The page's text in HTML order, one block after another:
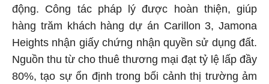
động. Công tác pháp lý được hoàn thiện, giúp
hàng trăm khách hàng dự án Carillon 3, Jamona
Heights nhận giấy chứng nhận quyền sử dụng đất.
Nguồn thu từ cho thuê thương mại đạt tỷ lệ lấp đầy
80%, tạo sự ổn định trong bối cảnh thị trường ảm